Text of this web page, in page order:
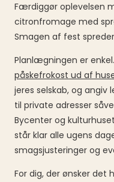
Færdiggør oplevelsen
citronfromage med
Smagen af fest
Planlægningen er
påskefrokost ud af
jeres selskab, og angiv
til private adresser
Bycenter og
står klar alle ugens
smagsjusteringer og
For dig, der ønsker